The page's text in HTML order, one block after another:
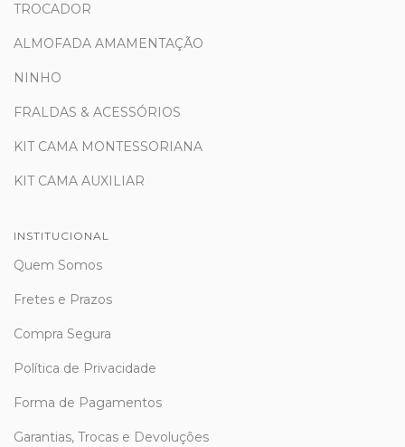
TROCADOR
ALMOFADA AMAMENTAÇÃO
NINHO
FRALDAS & ACESSÓRIOS
KIT CAMA MONTESSORIANA
KIT CAMA AUXILIAR
INSTITUCIONAL
Quem Somos
Fretes e Prazos
Compra Segura
Política de Privacidade
Forma de Pagamentos
Garantias, Trocas e Devoluções